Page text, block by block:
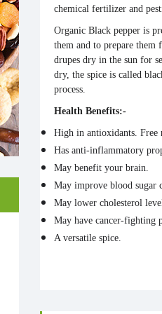
chemical fertilizer and
Organic Black pepper is
them and to prepare
drupes dry in the sun for
dry, the spice is called
process.
Health Benefits:-
High in antioxidants. Free
Has anti-inflammatory
May benefit your brain.
May improve blood sugar
May lower cholesterol
May have cancer-fighting
A versatile spice.